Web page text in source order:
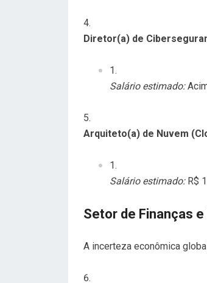
Diretor(a) de
Salário estimado:
Arquiteto(a) de Nuvem
Salário estimado:R$
Setor de Finanças
A incerteza econômica